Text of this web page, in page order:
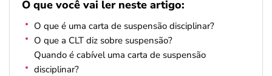
O que você vai ler neste artigo:
O que é uma carta de suspensão disciplinar?
O que a CLT diz sobre suspensão?
Quando é cabível uma carta de suspensão
disciplinar?